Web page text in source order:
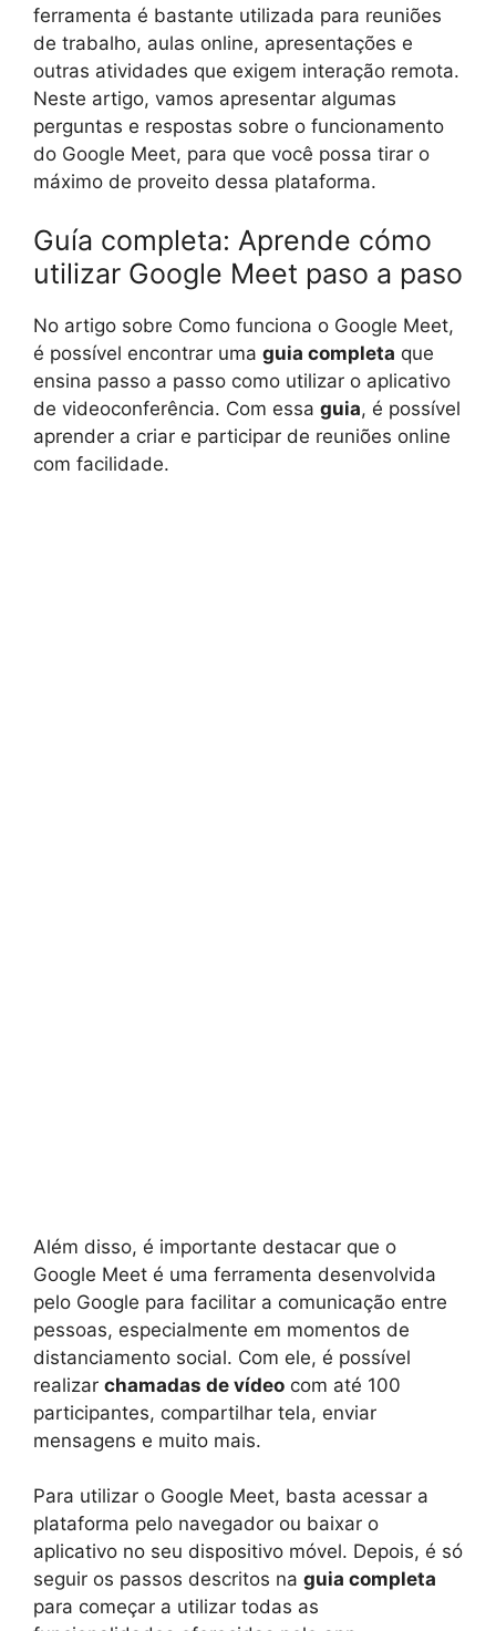
ferramenta é bastante utilizada para reuniões
de trabalho, aulas online, apresentações e
outras atividades que exigem interação remota.
Neste artigo, vamos apresentar algumas
perguntas e respostas sobre o funcionamento
do Google Meet, para que você possa tirar o
máximo de proveito dessa plataforma.
Guía completa: Aprende cómo
utilizar Google Meet paso a paso
No artigo sobre Como funciona o Google Meet,
é possível encontrar uma guia completa que
ensina passo a passo como utilizar o aplicativo
de videoconferência. Com essa guia, é possível
aprender a criar e participar de reuniões online
com facilidade.
Além disso, é importante destacar que o
Google Meet é uma ferramenta desenvolvida
pelo Google para facilitar a comunicação entre
pessoas, especialmente em momentos de
distanciamento social. Com ele, é possível
realizar chamadas de vídeo com até 100
participantes, compartilhar tela, enviar
mensagens e muito mais.
Para utilizar o Google Meet, basta acessar a
plataforma pelo navegador ou baixar o
aplicativo no seu dispositivo móvel. Depois, é só
seguir os passos descritos na guia completa
para começar a utilizar todas as